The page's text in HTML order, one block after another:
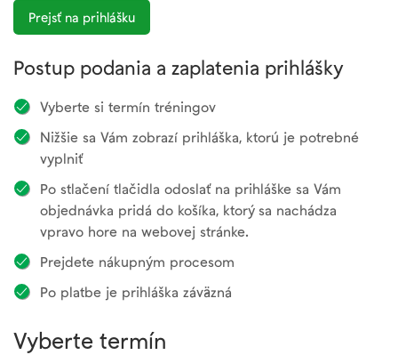
Prejsť na prihlášku
Vyberte termín
Postup podania a zaplatenia prihlášky
Vyberte si termín tréningov
Nižšie sa Vám zobrazí prihláška, ktorú je potrebné
vyplniť
Po stlačení tlačidla odoslať na prihláške sa Vám
objednávka pridá do košíka, ktorý sa nachádza
vpravo hore na webovej stránke.
Prejdete nákupným procesom
Po platbe je prihláška záväzná